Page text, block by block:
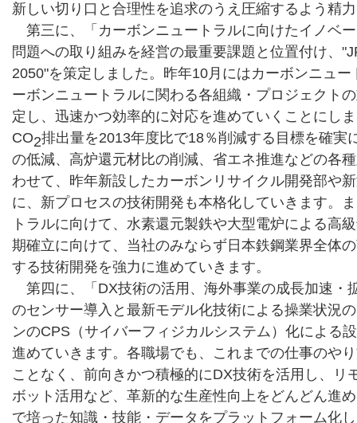
新しい切り口と合理性を追求のうえ圧縮するよう精
第三に、「カーボンニュートラルに向けたイノベ
問題への取り組みを経営の最重要課題と位置付け、
2050"を策定しました。昨年10月にはカーボンニュ
ーボンニュートラルに関わる各組織・プロジェクト
定し、迅速かつ効率的に対応を進めていくことにし
CO2排出量を2013年度比で18％削減する目標を確実
の低減、高炉還元材比の削減、省エネ推進などの各
わせて、昨年新設したカーボンリサイクル開発部や
に、新プロセスの技術開発も本格化していきます。
トラルに向けて、水素還元製鉄や大型電炉による高
期確立に向けて、当社のみならず日本鉄鋼業界全体
する技術開発を強力に進めていきます。
第四に、「DX技術の活用、海外事業の成長加速・
のセンサー導入と最新モデル化技術による操業状況
ンのCPS（サイバーフィジカルシステム）化による
進めていきます。各職場でも、これまでの仕事のや
ことなく、前向きかつ積極的にDX技術を活用し、リ
ボット活用など、革新的な生産性向上をどんどん進
で培った知識・技能・データをプラットフォーム化